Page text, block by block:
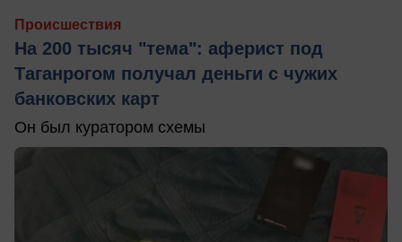
Происшествия
На 200 тысяч "тема": аферист под
Таганрогом получал деньги с чужих
банковских карт
Он был куратором схемы